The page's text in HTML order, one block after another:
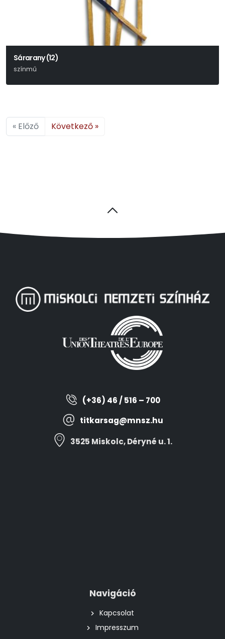
Sárarany (12)
színmű
« Előző Következő »
(+36) 46 / 516 – 700
titkarsag@mnsz.hu
3525 Miskolc, Déryné u. 1.
Navigáció
Kapcsolat
Impresszum